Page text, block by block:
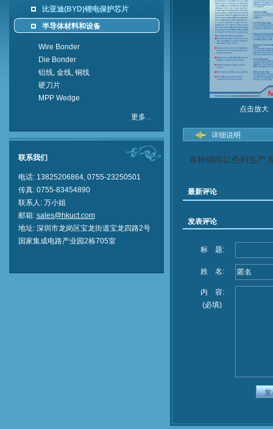
比亚迪(BYD)锂电保护芯片
半导体材料和设备
Wire Bonder
Die Bonder
铝线, 金线, 铜线
硬刀片
MPP Wedge
更多...
联系我们
电话: 13825206864, 0755-23250501
传真: 0755-83454890
联系人: 万小姐
邮箱: sales@hkuct.com
地址: 深圳 市龙岗区宝龙街道宝龙四路2号
国家集成电路产业园2栋705室
点击放大
详细说明
各种钢 咀 以色列 生产,
最新评论
发表评论
标 题:
姓 名:
内 容:
(必填)